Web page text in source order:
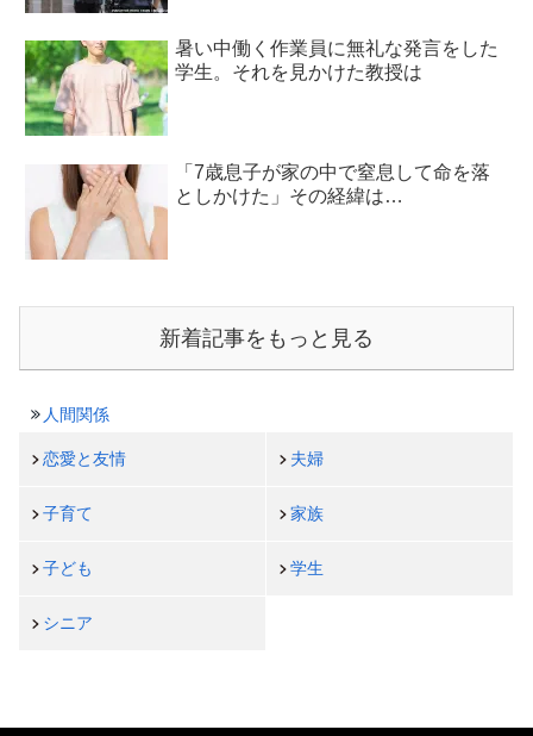
暑い中働く作業員に無礼な発言をした
学生。それを見かけた教授は
「7歳息子が家の中で窒息して命を落
としかけた」その経緯は…
新着記事をもっと見る
人間関係
恋愛と友情 夫婦
子育て 家族
子ども 学生
シニア